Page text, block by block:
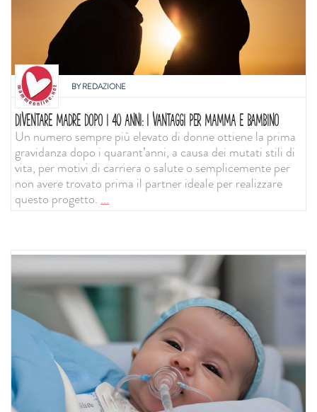
BYREDAZIONE
DIVENTARE MADRE DOPO I 40 ANNI: I VANTAGGI PER MAMMA E BAMBINO
Un numero sempre più elevato di donne ottiene la prima
gravidanza dopo i quarant’anni, a causa dei mutati stili di
vita, per motivi di carriera o salute o semplicemente per
non avere trovato prima il partner ideale per realizzare
questo progetto....